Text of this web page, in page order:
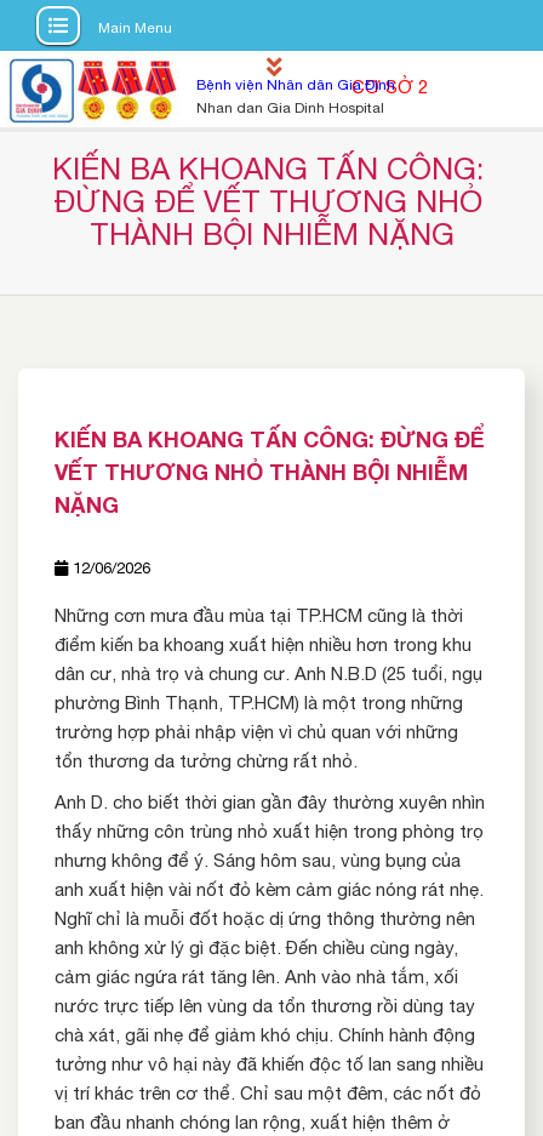
S
n
Main Menu
Bệnh viện Nhân dân Gia Định
Nhan dan Gia Dinh Hospital
CƠ SỞ 2
KIẾN BA KHOANG TẤN CÔNG:
ĐỪNG ĐỂ VẾT THƯƠNG NHỎ
THÀNH BỘI NHIỄM NẶNG
KIẾN BA KHOANG TẤN CÔNG: ĐỪNG ĐỂ
VẾT THƯƠNG NHỎ THÀNH BỘI NHIỄM
NẶNG
12/06/2026
Những cơn mưa đầu mùa tại TP.HCM cũng là thời
điểm kiến ba khoang xuất hiện nhiều hơn trong khu
dân cư, nhà trọ và chung cư. Anh N.B.D (25 tuổi, ngụ
phường Bình Thạnh, TP.HCM) là một trong những
trường hợp phải nhập viện vì chủ quan với những
tổn thương da tưởng chừng rất nhỏ.
Anh D. cho biết thời gian gần đây thường xuyên nhìn
thấy những côn trùng nhỏ xuất hiện trong phòng trọ
nhưng không để ý. Sáng hôm sau, vùng bụng của
anh xuất hiện vài nốt đỏ kèm cảm giác nóng rát nhẹ.
Nghĩ chỉ là muỗi đốt hoặc dị ứng thông thường nên
anh không xử lý gì đặc biệt. Đến chiều cùng ngày,
cảm giác ngứa rát tăng lên. Anh vào nhà tắm, xối
nước trực tiếp lên vùng da tổn thương rồi dùng tay
chà xát, gãi nhẹ để giảm khó chịu. Chính hành động
tưởng như vô hại này đã khiến độc tố lan sang nhiều
vị trí khác trên cơ thể. Chỉ sau một đêm, các nốt đỏ
ban đầu nhanh chóng lan rộng, xuất hiện thêm ở